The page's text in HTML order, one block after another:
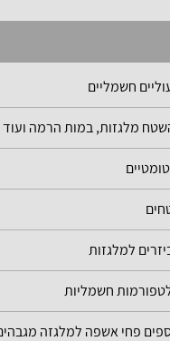
חשמליים
מלגזות, במות הרמה ועוד
למלגזות
חשמליות
פחי אשפה למלגזה